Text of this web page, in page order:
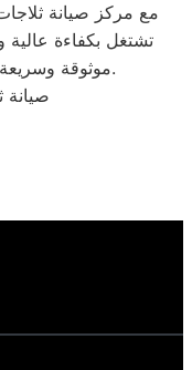
تشتغل بكفاءة
موثوقة وسريعة ومعتمدة من خبراء صيانة هيتاشي.
صيانة